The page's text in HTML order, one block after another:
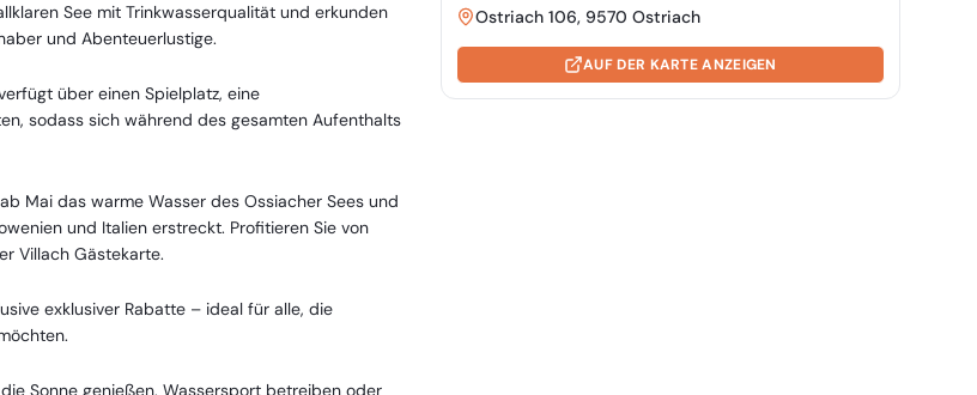
See mit Trinkwasserqualität und erkunden
und Abenteuerlustige.
über einen Spielplatz, eine
sodass sich während des gesamten Aufenthalts
Mai das warme Wasser des Ossiacher Sees und
und Italien erstreckt. Profitieren Sie von
Villach Gästekarte.
exklusiver Rabatte – ideal für alle, die
Sonne genießen, Wassersport betreiben oder
Ostriach 106, 9570 Ostriach
AUF DER KARTE ANZEIGEN